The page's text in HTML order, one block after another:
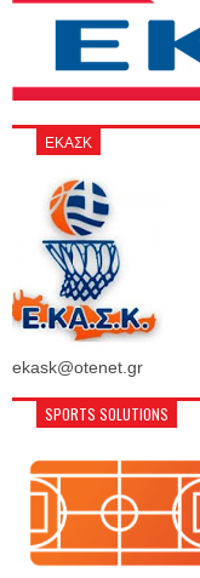
ΕΚΑΣΚ
ekask@otenet.gr
SPORTS SOLUTIONS